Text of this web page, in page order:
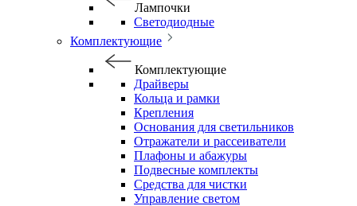
Лампочки
Светодиодные
Комплектующие
Комплектующие
Драйверы
Кольца и рамки
Крепления
Основания для светильников
Отражатели и рассеиватели
Плафоны и абажуры
Подвесные комплекты
Средства для чистки
Управление светом